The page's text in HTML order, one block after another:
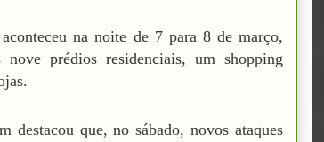
na noite de 7 para 8 de março,
nove prédios residenciais, um shopping
destacou que, no sábado, novos ataques